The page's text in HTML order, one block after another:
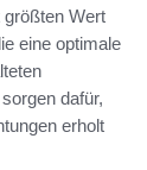
Wert
eine optimale
dafür,
erholt